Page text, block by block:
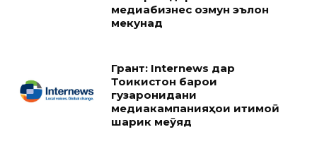
медиабизнес озмун эълон
мекунад
Грант: Internews дар
Тоҷикистон барои
гузаронидани
медиакампанияҳои иҷтимоӣ
шарик меҷӯяд